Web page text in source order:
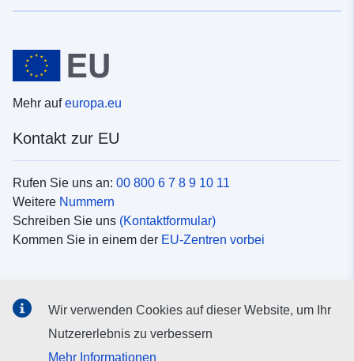
Mehr aufeuropa.eu
Kontakt zur EU
Rufen Sie uns an: 00 800 6 7 8 9 10 11
Weitere Nummern
Schreiben Sie uns (Kontaktformular)
Kommen Sie in einem der EU-Zentren vorbei
Suche nach EUSocial-Media-Kanäle
Wir verwenden Cookies auf dieser Website, um Ihr
Nutzererlebnis zu verbessern
Mehr Informationen